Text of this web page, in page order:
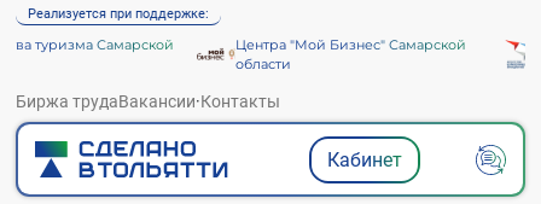
Реализуется при поддержке:
туризма Самарской
Центра "Мой Бизнес" Самарской
области
Биржа трудаВакансии·Контакты
Кабинет